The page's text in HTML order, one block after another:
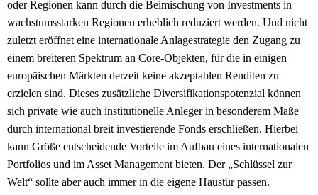
oder Regionen kann durch die Beimischung von Investments in
wachstumsstarken Regionen erheblich reduziert werden. Und nicht
zuletzt eröffnet eine internationale Anlagestrategie den Zugang zu
einem breiteren Spektrum an Core-Objekten, für die in einigen
europäischen Märkten derzeit keine akzeptablen Renditen zu
erzielen sind. Dieses zusätzliche Diversifikationspotenzial können
sich private wie auch institutionelle Anleger in besonderem Maße
durch international breit investierende Fonds erschließen. Hierbei
kann Größe entscheidende Vorteile im Aufbau eines internationalen
Portfolios und im Asset Management bieten. Der „Schlüssel zur
Welt“ sollte aber auch immer in die eigene Haustür passen.